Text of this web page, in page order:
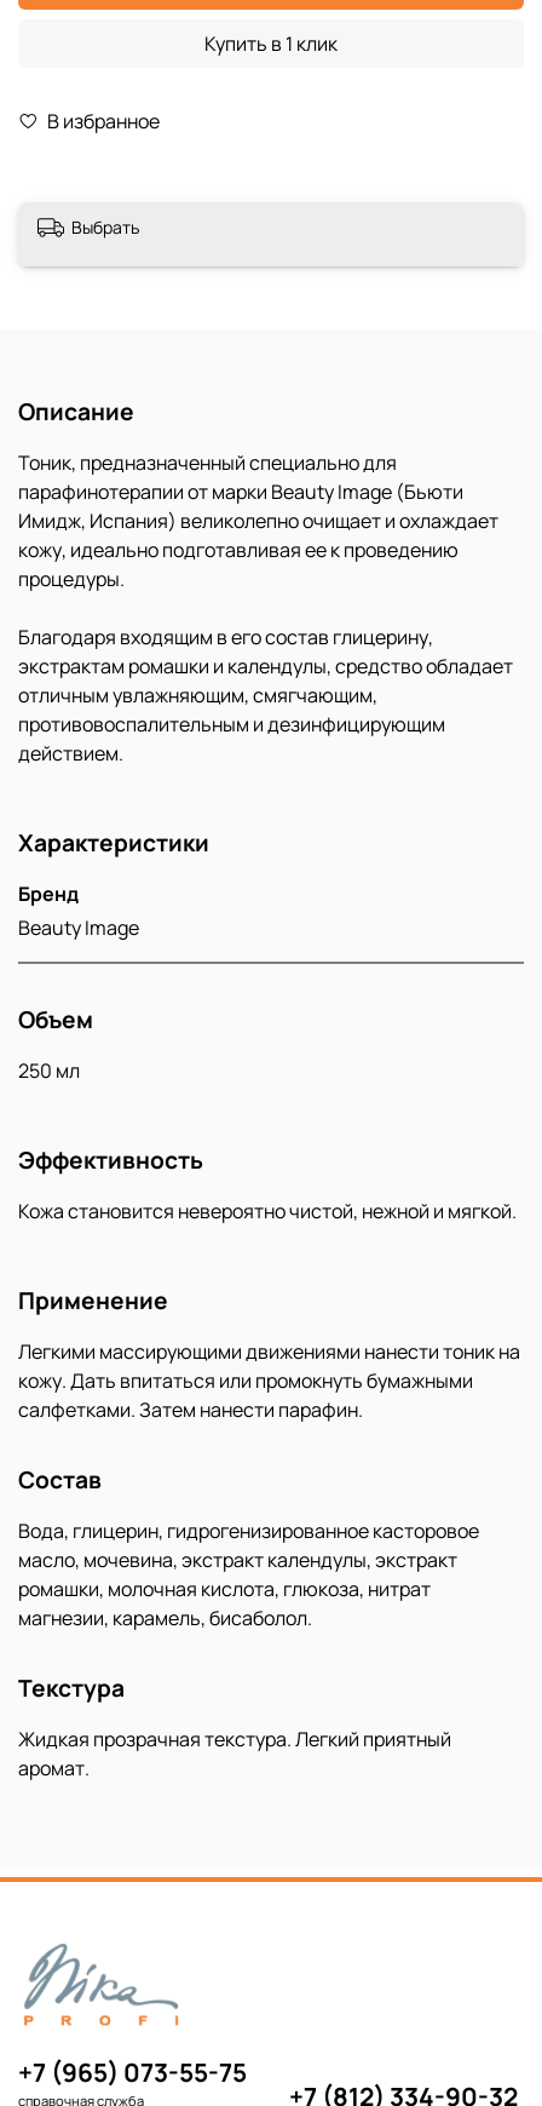
В избранное
Купить в 1 клик
Выбрать
Описание
Тоник, предназначенный специально для
парафинотерапии от марки Beauty Image (Бьюти
Имидж, Испания) великолепно очищает и охлаждает
кожу, идеально подготавливая ее к проведению
процедуры.
Благодаря входящим в его состав глицерину,
экстрактам ромашки и календулы, средство обладает
отличным увлажняющим, смягчающим,
противовоспалительным и дезинфицирующим
действием.
Характеристики
Бренд
Beauty Image
Объем
250 мл
Эффективность
Кожа становится невероятно чистой, нежной и мягкой.
Применение
Легкими массирующими движениями нанести тоник на
кожу. Дать впитаться или промокнуть бумажными
салфетками. Затем нанести парафин.
Состав
Вода, глицерин, гидрогенизированное касторовое
масло, мочевина, экстракт календулы, экстракт
ромашки, молочная кислота, глюкоза, нитрат
магнезии, карамель, бисаболол.
Текстура
Жидкая прозрачная текстура. Легкий приятный
аромат.
+7 (965) 073-55-75
справочная служба +7 (812) 334-90-32